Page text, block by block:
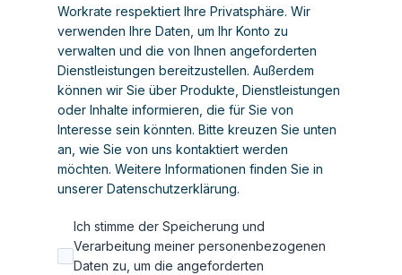
Workrate respektiert Ihre Privatsphäre. Wir
verwenden Ihre Daten, um Ihr Konto zu
verwalten und die von Ihnen angeforderten
Dienstleistungen bereitzustellen. Außerdem
können wir Sie über Produkte, Dienstleistungen
oder Inhalte informieren, die für Sie von
Interesse sein könnten. Bitte kreuzen Sie unten
an, wie Sie von uns kontaktiert werden
möchten. Weitere Informationen finden Sie in
unserer Datenschutzerklärung.
Ich stimme der Speicherung und
Verarbeitung meiner personenbezogenen
Daten zu, um die angeforderten